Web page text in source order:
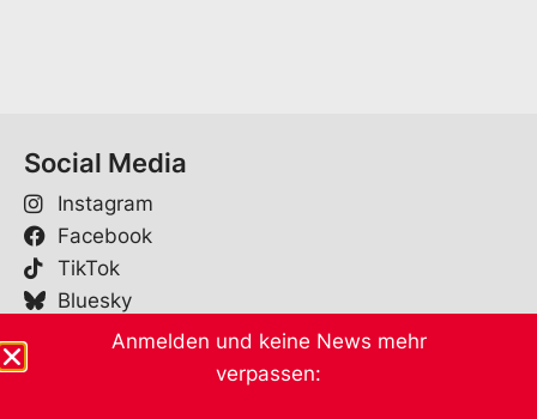
Social Media
Instagram
Facebook
TikTok
Bluesky
Kontakt
Anmelden und keine News mehr
verpassen: